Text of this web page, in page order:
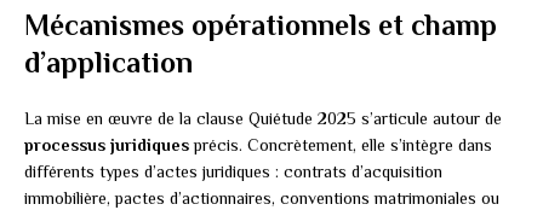
Mécanismes opérationnels et champ
d’application
La mise en œuvre de la clause Quiétude 2025 s’articule autour de
processus juridiquesprécis. Concrètement, elle s’intègre dans
différents types d’actes juridiques : contrats d’acquisition
immobilière, pactes d’actionnaires, conventions matrimoniales ou